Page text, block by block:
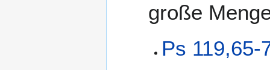
große
Ps 119,65-